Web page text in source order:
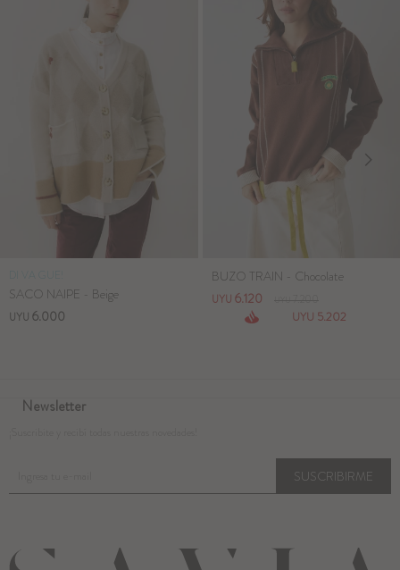
SACO NAIPE - Beige
UYU 6.000
BUZO TRAIN - Chocolate
UYU 6.120
UYU 5.202
Newsletter
SUSCRIBIRME